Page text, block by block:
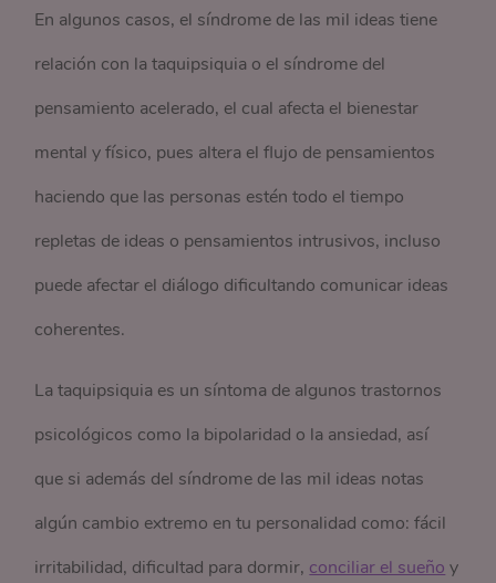
En algunos casos, el síndrome de las mil ideas tiene
relación con la taquipsiquia o el síndrome del
pensamiento acelerado, el cual afecta el bienestar
mental y físico, pues altera el flujo de pensamientos
haciendo que las personas estén todo el tiempo
repletas de ideas o pensamientos intrusivos, incluso
puede afectar el diálogo dificultando comunicar ideas
coherentes.
La taquipsiquia es un síntoma de algunos trastornos
psicológicos como la bipolaridad o la ansiedad, así
que si además del síndrome de las mil ideas notas
algún cambio extremo en tu personalidad como: fácil
irritabilidad, dificultad para dormir, conciliar el sueño y